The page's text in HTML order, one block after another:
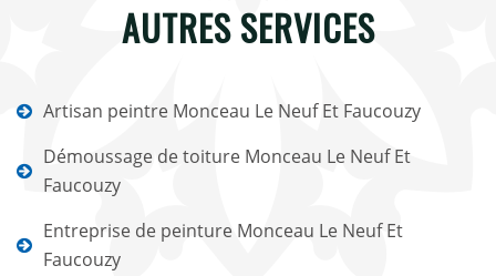
AUTRES SERVICES
Artisan peintre Monceau Le Neuf Et Faucouzy
Démoussage de toiture Monceau Le Neuf Et
Faucouzy
Entreprise de peinture Monceau Le Neuf Et
Faucouzy